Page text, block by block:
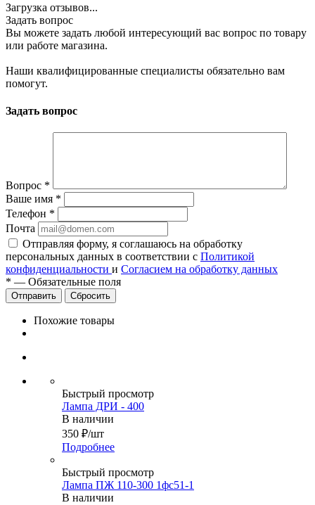
Загрузка отзывов...
Задать вопрос
Вы можете задать любой интересующий вас вопрос по товару
или работе магазина.
Наши квалифицированные специалисты обязательно вам
помогут.
Задать вопрос
Вопрос *
Ваше имя *
Телефон *
Почта
Отправляя форму, я соглашаюсь на обработку
персональных данных в соответствии с Политикой
конфиденциальности и Согласием на обработку данных
* — Обязательные поля
Сбросить
Похожие товары
Быстрый просмотр
Лампа ДРИ - 400
В наличии
350 ₽/шт
Подробнее
Быстрый просмотр
Лампа ПЖ 110-300 1фс51-1
В наличии